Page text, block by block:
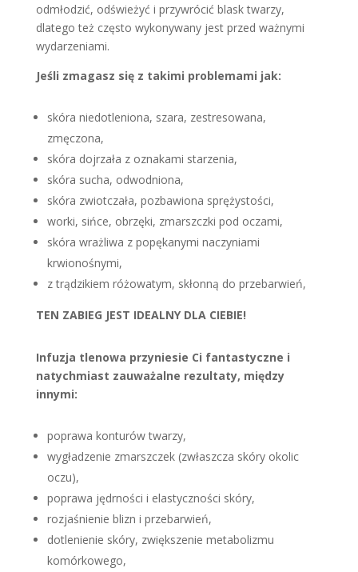
odmłodzić, odświeżyć i przywrócić blask twarzy,
dlatego też często wykonywany jest przed ważnymi
wydarzeniami.
Jeśli zmagasz się z takimi problemami jak:
skóra niedotleniona, szara, zestresowana,
zmęczona,
skóra dojrzała z oznakami starzenia,
skóra sucha, odwodniona,
skóra zwiotczała, pozbawiona sprężystości,
worki, sińce, obrzęki, zmarszczki pod oczami,
skóra wrażliwa z popękanymi naczyniami
krwionośnymi,
z trądzikiem różowatym, skłonną do przebarwień,
TEN ZABIEG JEST IDEALNY DLA CIEBIE!
Infuzja tlenowa przyniesie Ci fantastyczne i
natychmiast zauważalne rezultaty, między
innymi:
poprawa konturów twarzy,
wygładzenie zmarszczek (zwłaszcza skóry okolic
oczu),
poprawa jędrności i elastyczności skóry,
rozjaśnienie blizn i przebarwień,
dotlenienie skóry, zwiększenie metabolizmu
komórkowego,